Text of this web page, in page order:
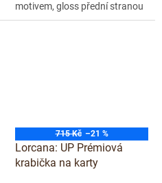
motivem, gloss přední stranou
a archivní kvalitou. Ideální pro
715 Kč –21 %
Lorcana: UP Prémiová
krabička na karty